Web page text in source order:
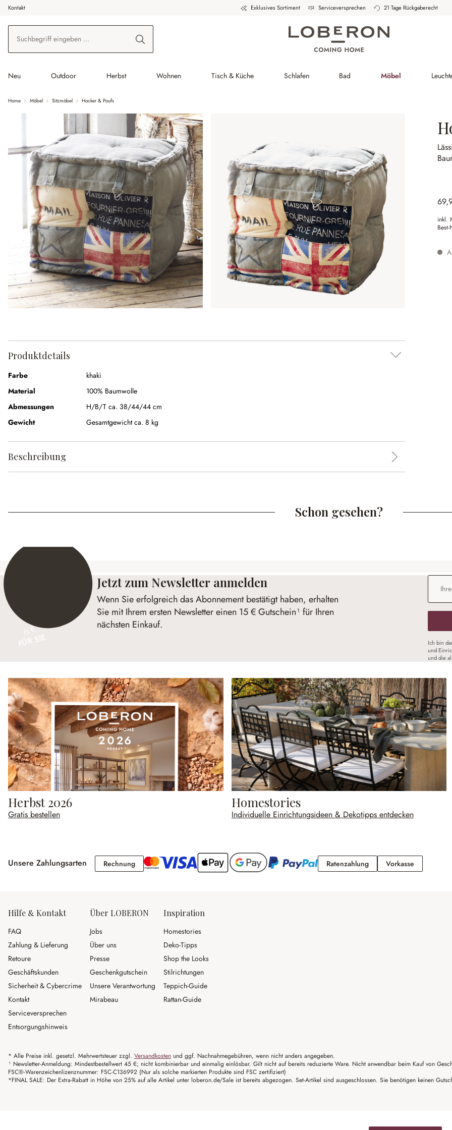
Hauptinhalt springen
Zur Suche springen
Zur Hauptnavigation springen
Kontakt Exklusives Sortiment Serviceversprechen 21 Tage Rückgaberecht
Neu Outdoor Herbst Wohnen Tisch & Küche Schlafen Bad Möbel
Home Möbel Sitzmöbel Hocker & Poufs
inkl.
Best-
Produktdetails
Farbe
khaki
Material
100% Baumwolle
Abmessungen
H/B/T ca. 38/44/44 cm
Gewicht
Gesamtgewicht ca. 8 kg
Beschreibung
Schon gesehen?
15 €
Jetzt zum Newsletter anmelden
Wenn Sie erfolgreich das Abonnement bestätigt haben, erhalten
Sie mit Ihrem ersten Newsletter einen 15 € Gutschein¹ für Ihren
nächsten Einkauf.
E-Mail-
Ich bin
und
und die
Herbst 2026
Gratis bestellen
Homestories
Individuelle Einrichtungsideen & Dekotipps entdecken
Unsere Zahlungsarten RechnungRechnung RatenzahlungRatenzahlung
VorkasseVorkasse
Hilfe & Kontakt
FAQ
Zahlung & Lieferung
Retoure
Geschäftskunden
Sicherheit & Cybercrime
Kontakt
Serviceversprechen
Entsorgungshinweis
Über LOBERON
Jobs
Über uns
Presse
Geschenkgutschein
Unsere Verantwortung
Mirabeau
Inspiration
Homestories
Deko-Tipps
Shop the Looks
Stilrichtungen
Teppich-Guide
Rattan-Guide
* Alle Preise inkl. gesetzl. Mehrwertsteuer zzgl. Versandkosten und ggf. Nachnahmegebühren, wenn nicht anders angegeben.
¹ Newsletter-Anmeldung: Mindestbestellwert 45 €; nicht kombinierbar und einmalig einlösbar. Gilt nicht auf bereits reduzierte Ware. Nicht anwendbar beim Kauf von
FSC®-Warenzeichenlizenznummer: FSC-C136992 (Nur als solche markierten Produkte sind FSC zertifiziert)
*FINAL SALE: Der Extra-Rabatt in Höhe von 25% auf alle Artikel unter loberon.de/Sale ist bereits abgezogen. Set-Artikel sind ausgeschlossen. Sie benötigen keinen